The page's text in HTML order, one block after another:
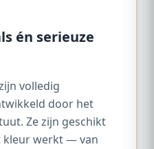
én serieuze
volledig
door het
Ze zijn geschikt
kleur werkt — van